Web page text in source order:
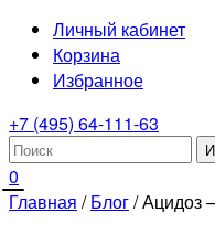
Личный кабинет
Корзина
Избранное
+7 (495) 64-111-63
0
Главная /Блог/Ацидоз